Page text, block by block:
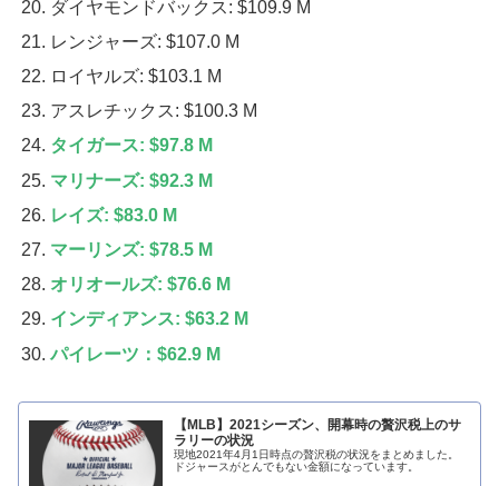
ダイヤモンドバックス: $109.9 M
レンジャーズ: $107.0 M
ロイヤルズ: $103.1 M
アスレチックス: $100.3 M
タイガース: $97.8 M
マリナーズ: $92.3 M
レイズ: $83.0 M
マーリンズ: $78.5 M
オリオールズ: $76.6 M
インディアンス: $63.2 M
パイレーツ：$62.9 M
【MLB】2021シーズン、開幕時の贅沢税上のサ
ラリーの状況
現地2021年4月1日時点の贅沢税の状況をまとめました。
ドジャースがとんでもない金額になっています。